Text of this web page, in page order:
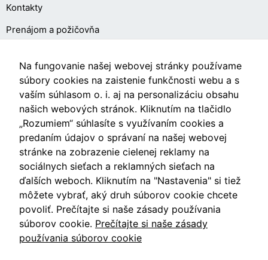
Kontakty
Prenájom a požičovňa
O NÁKUPE
Obchodné podmienky
Ochrana osobných údajov
Nastavenia cookies
Videá
Blog
Na fungovanie našej webovej stránky používame
súbory cookies na zaistenie funkčnosti webu a s
vaším súhlasom o. i. aj na personalizáciu obsahu
našich webových stránok. Kliknutím na tlačidlo
„Rozumiem“ súhlasíte s využívaním cookies a
predaním údajov o správaní na našej webovej
stránke na zobrazenie cielenej reklamy na
sociálnych sieťach a reklamných sieťach na
ďalších weboch. Kliknutím na "Nastavenia" si tiež
môžete vybrať, aký druh súborov cookie chcete
povoliť. Prečítajte si naše zásady používania
súborov cookie. Prečítajte si naše zásady
používania súborov cookie